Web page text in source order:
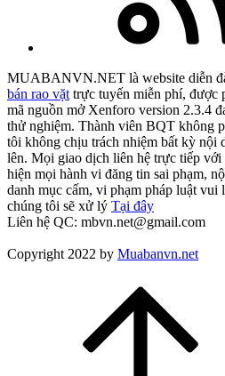
MUABANVN.NET là website diễn
bán rao vặt trực tuyến miễn phí, được
mã nguồn mở Xenforo version 2.3.4
thử nghiệm. Thành viên BQT không
tôi không chịu trách nhiệm bất kỳ nội
lên. Mọi giao dịch liên hệ trực tiếp với
hiện mọi hành vi đăng tin sai phạm,
danh mục cấm, vi phạm pháp luật
chúng tôi sẽ xử lý Tại đây
Liên hệ QC: mbvn.net@gmail.com
Copyright 2022 by Muabanvn.net